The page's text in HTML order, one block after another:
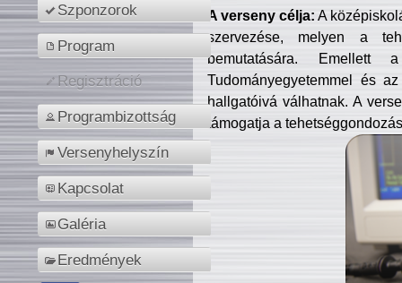
Szponzorok
Program
Regisztráció
Programbizottság
Versenyhelyszín
Kapcsolat
Galéria
Eredmények
A verseny célja: A
szervezése, melyen a
bemutatására. Emellett
Tudományegyetemmel és
hallgatóivá válhatnak. A
támogatja a